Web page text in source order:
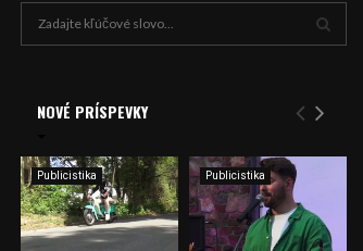
e
:
Y
H
A
NOVÉ PRÍSPEVKY
Publicistika Publicistika